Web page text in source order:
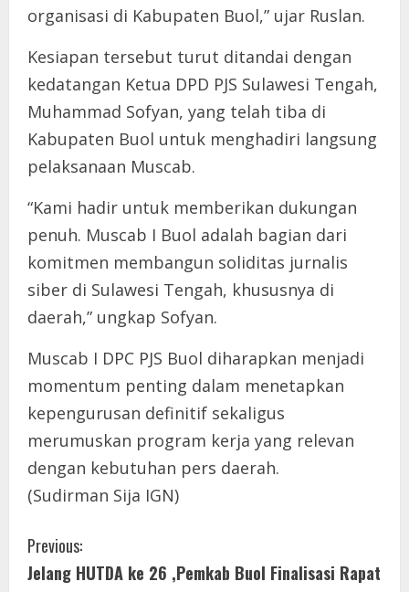
organisasi di Kabupaten Buol,” ujar Ruslan.
Kesiapan tersebut turut ditandai dengan
kedatangan Ketua DPD PJS Sulawesi Tengah,
Muhammad Sofyan, yang telah tiba di
Kabupaten Buol untuk menghadiri langsung
pelaksanaan Muscab.
“Kami hadir untuk memberikan dukungan
penuh. Muscab I Buol adalah bagian dari
komitmen membangun soliditas jurnalis
siber di Sulawesi Tengah, khususnya di
daerah,” ungkap Sofyan.
Muscab I DPC PJS Buol diharapkan menjadi
momentum penting dalam menetapkan
kepengurusan definitif sekaligus
merumuskan program kerja yang relevan
dengan kebutuhan pers daerah.
(Sudirman Sija IGN)
C
Previous:
Jelang HUTDA ke 26 ,Pemkab Buol Finalisasi Rapat